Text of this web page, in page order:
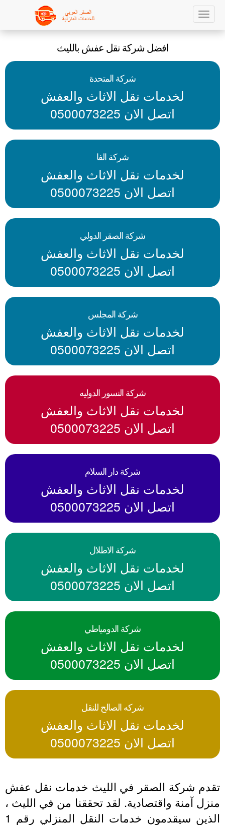
Toggle
navigation
افضل شركة نقل عفش بالليث
شركة المتحدة
لخدمات نقل الاثاث والعفش
اتصل الان 0500073225
شركة الفا
لخدمات نقل الاثاث والعفش
اتصل الان 0500073225
شركة الصقر الدولي
لخدمات نقل الاثاث والعفش
اتصل الان 0500073225
شركة المجلس
لخدمات نقل الاثاث والعفش
اتصل الان 0500073225
شركة النسور الدوليه
لخدمات نقل الاثاث والعفش
اتصل الان 0500073225
شركة دار السلام
لخدمات نقل الاثاث والعفش
اتصل الان 0500073225
شركة الاطلال
لخدمات نقل الاثاث والعفش
اتصل الان 0500073225
شركة الدومياطي
لخدمات نقل الاثاث والعفش
اتصل الان 0500073225
شركه الصالح للنقل
لخدمات نقل الاثاث والعفش
اتصل الان 0500073225
تقدم شركة الصقر في الليث خدمات نقل عفش
منزل آمنة واقتصادية. لقد تحققنا من في الليث ،